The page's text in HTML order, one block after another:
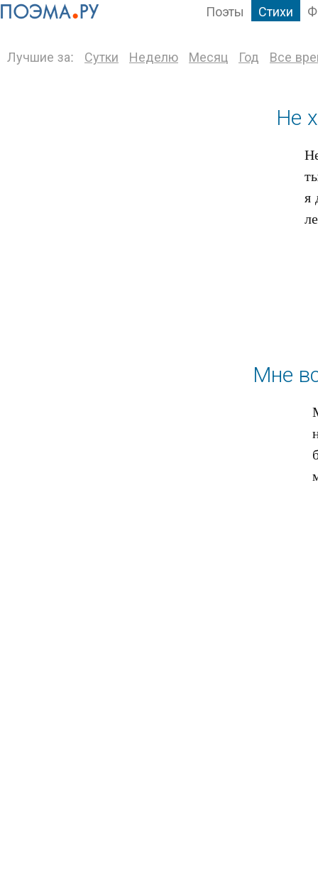
Поэты Стихи
Лучшие за: Сутки Неделю Месяц Год Все
Не
я
Мне